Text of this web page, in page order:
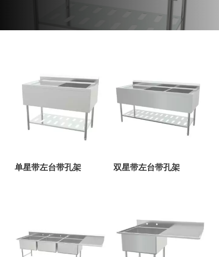
单星带左台带孔架 双星带左台带孔架